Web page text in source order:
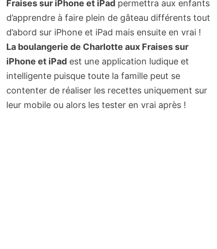
Fraises sur iPhone et iPadpermettra aux enfants
d’apprendre à faire plein de gâteau différents tout
d’abord sur iPhone et iPad mais ensuite en vrai !
La boulangerie de Charlotte aux Fraises sur
iPhone et iPadest une application ludique et
intelligente puisque toute la famille peut se
contenter de réaliser les recettes uniquement sur
leur mobile ou alors les tester en vrai après !